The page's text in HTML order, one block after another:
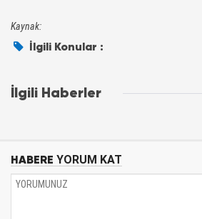
Kaynak:
İlgili Konular :
İlgili Haberler
HABERE YORUM KAT